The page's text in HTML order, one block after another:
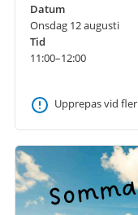
Datum
Onsdag 12 augusti
Tid
11:00–12:00
Upprepas vid